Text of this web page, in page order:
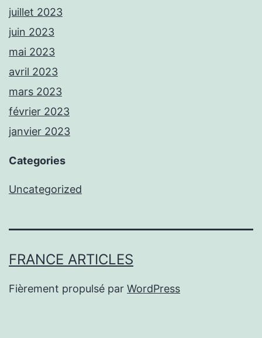
juillet 2023
juin 2023
mai 2023
avril 2023
mars 2023
février 2023
janvier 2023
Categories
Uncategorized
FRANCE ARTICLES
Fièrement propulsé par WordPress